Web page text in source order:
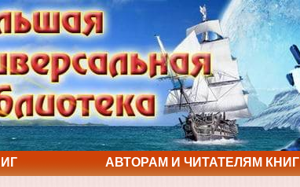
АВТОРАМ И ЧИТАТЕЛЯМ КНИГ